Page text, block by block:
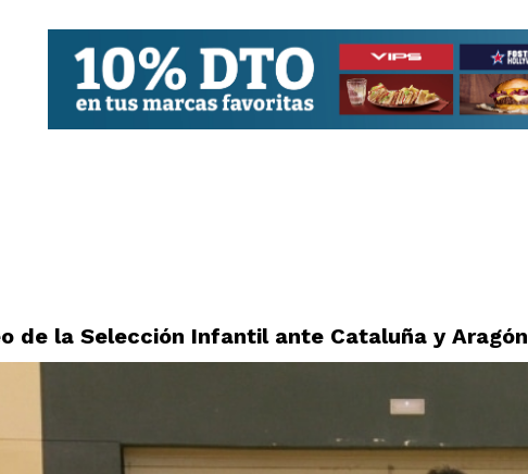
de la Selección Infantil ante Cataluña y Aragón